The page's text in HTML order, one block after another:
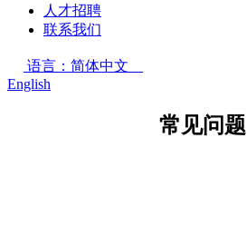
人才招聘
联系我们
语言：简体中文
English
常见问题